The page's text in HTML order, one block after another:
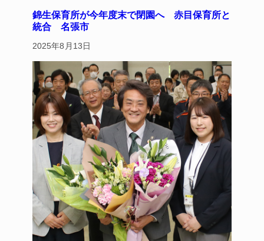
錦生保育所が今年度末で閉園へ 赤目保育所と
統合 名張市
2025年8月13日